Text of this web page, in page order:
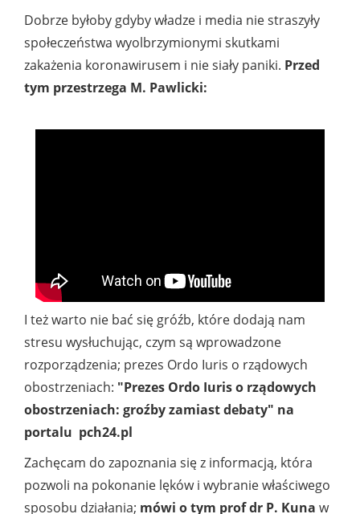
Dobrze byłoby gdyby władze i media nie straszyły
społeczeństwa wyolbrzymionymi skutkami
zakażenia koronawirusem i nie siały paniki. Przed
tym przestrzega M. Pawlicki:
I też warto nie bać się gróźb, które dodają nam
stresu wysłuchując, czym są wprowadzone
rozporządzenia; prezes Ordo Iuris o rządowych
obostrzeniach: "Prezes Ordo Iuris o rządowych
obostrzeniach: groźby zamiast debaty" na
portalu pch24.pl
Zachęcam do zapoznania się z informacją, która
pozwoli na pokonanie lęków i wybranie właściwego
sposobu działania; mówi o tym prof dr P. Kuna w